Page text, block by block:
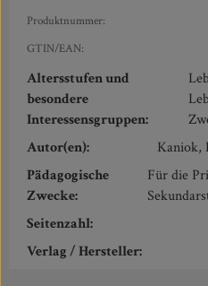
Produktnummer:
GTIN/EAN:
Altersstufen und
besondere
Interessensgruppen:
Autor(en):
Kaniok,
Pädagogische
Zwecke:
Für die
Seitenzahl:
Verlag / Hersteller: